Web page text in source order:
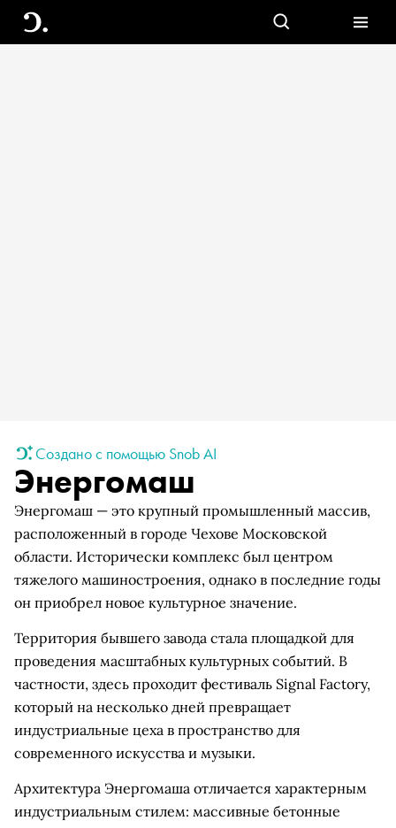
Создано с помощью Snob AI
Энергомаш
Энергомаш — это крупный промышленный массив,
расположенный в городе Чехове Московской
области. Исторически комплекс был центром
тяжелого машиностроения, однако в последние годы
он приобрел новое культурное значение.
Территория бывшего завода стала площадкой для
проведения масштабных культурных событий. В
частности, здесь проходит фестиваль Signal Factory,
который на несколько дней превращает
индустриальные цеха в пространство для
современного искусства и музыки.
Архитектура Энергомаша отличается характерным
индустриальным стилем: массивные бетонные